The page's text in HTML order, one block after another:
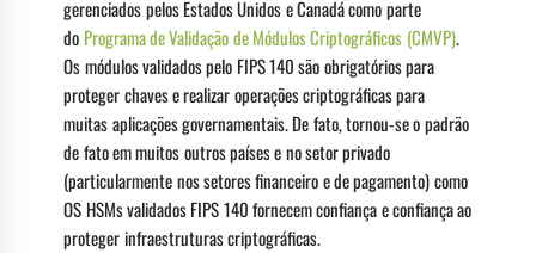
gerenciados pelos Estados Unidos e Canadá como parte
do Programa de Validação de Módulos Criptográficos (CMVP).
Os módulos validados pelo FIPS 140 são obrigatórios para
proteger chaves e realizar operações criptográficas para
muitas aplicações governamentais. De fato, tornou-se o padrão
de fato em muitos outros países e no setor privado
(particularmente nos setores financeiro e de pagamento) como
OS HSMs validados FIPS 140 fornecem confiança e confiança ao
proteger infraestruturas criptográficas.